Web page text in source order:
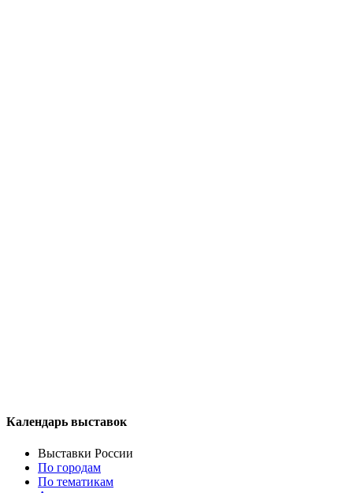
Календарь выставок
Выставки России
По городам
По тематикам